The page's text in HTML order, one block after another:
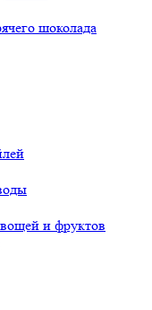
шоколада
и фруктов